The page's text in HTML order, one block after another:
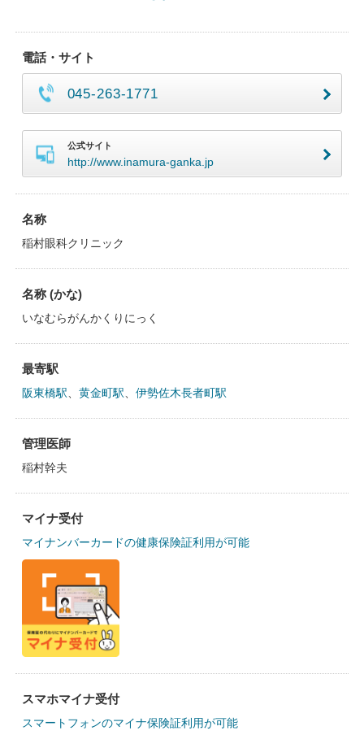
電話・サイト
045-263-1771
公式サイト
http://www.inamura-ganka.jp
名称
稲村眼科クリニック
名称 (かな)
いなむらがんかくりにっく
最寄駅
阪東橋駅 黄金町駅 伊勢佐木長者町駅
管理医師
稲村幹夫
マイナ受付
マイナンバーカードの健康保険証利用が可能
スマホマイナ受付
スマートフォンのマイナ保険証利用が可能